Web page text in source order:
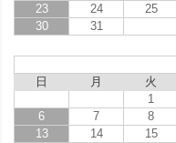
23
24 25
30
31
日
月 火
1
6
7 8
13
14 15